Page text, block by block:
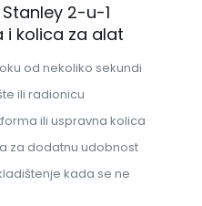
2-u-1
i kolica za alat
od nekoliko sekundi
ili radionicu
ili uspravna kolica
za dodatnu udobnost
kada se ne